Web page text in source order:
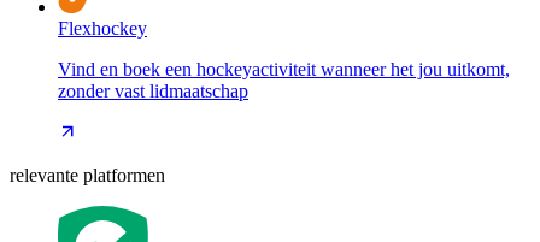
Flexhockey
Vind en boek een hockeyactiviteit wanneer het jou uitkomt,
zonder vast lidmaatschap
relevante platformen